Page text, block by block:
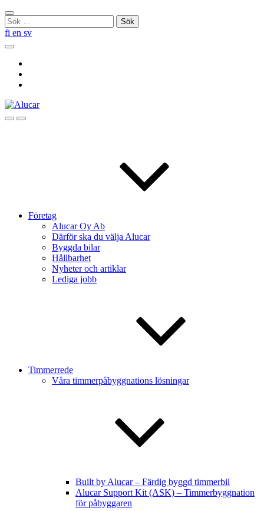
Skip
to
content
Stäng
sökningen
Sök
efter:
fi en sv
Sök
SökMenu
Företag
Alucar Oy Ab
Därför ska du välja Alucar
Byggda bilar
Hållbarhet
Nyheter och artiklar
Lediga jobb
Timmerrede
Våra timmerpåbyggnations lösningar
Built by Alucar – Färdig byggd timmerbil
Alucar Support Kit (ASK) – Timmerbyggnation
för påbyggaren